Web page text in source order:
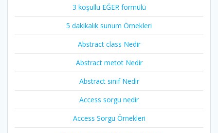
3 koşullu EĞER formülü
5 dakikalık sunum Örnekleri
Abstract class Nedir
Abstract metot Nedir
Abstract sınıf Nedir
Access sorgu nedir
Access Sorgu Örnekleri